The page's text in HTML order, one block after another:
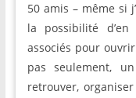
50 amis – même si
la possibilité
associés pour
pas seulement,
retrouver,